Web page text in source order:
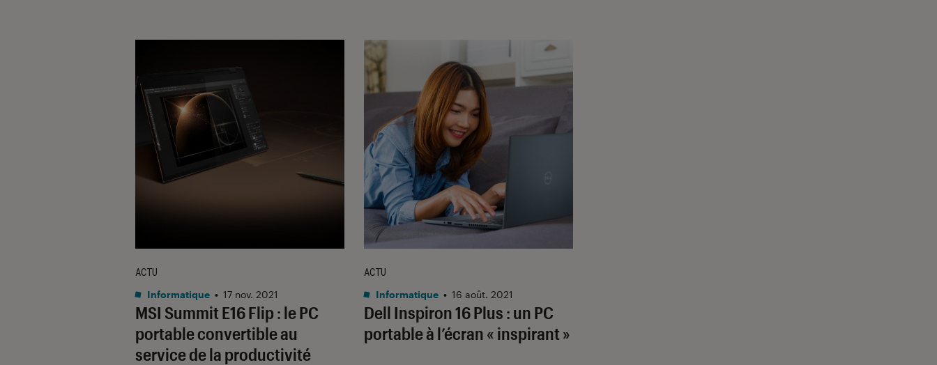
MSI Summit E16 Flip : le PC
portable convertible au
service de la productivité
ACTU
Informatique • 17 nov. 2021
Dell Inspiron 16 Plus : un PC
portable à l’écran « inspirant »
ACTU
Informatique • 16 août. 2021